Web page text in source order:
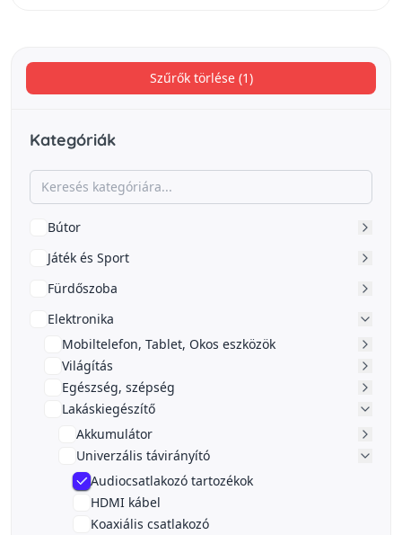
Szűrők törlése (1)
Kategóriák
Bútor
Játék és Sport
Fürdőszoba
Elektronika
Mobiltelefon, Tablet, Okos eszközök
Világítás
Egészség, szépség
Lakáskiegészítő
Akkumulátor
Univerzális távirányító
Audiocsatlakozó tartozékok
HDMI kábel
Koaxiális csatlakozó